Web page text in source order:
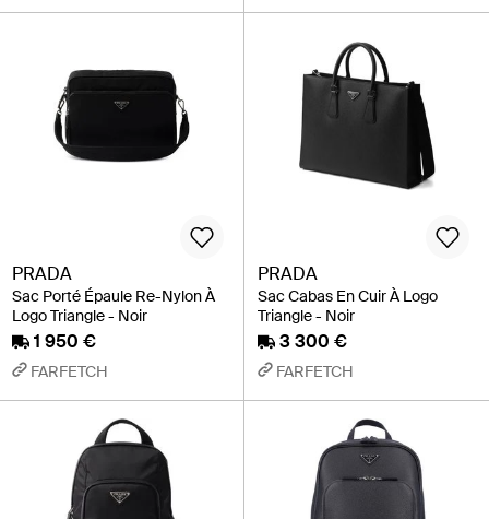
PRADA
Sac Porté Épaule Re-Nylon À
Logo Triangle - Noir
1 950 €
FARFETCH
PRADA
Sac Cabas En Cuir À Logo
Triangle - Noir
3 300 €
FARFETCH